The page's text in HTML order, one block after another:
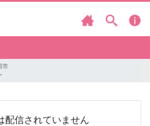
市
配信されていません